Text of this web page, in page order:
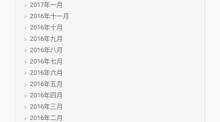
2017年一月
2016年十一月
2016年十月
2016年九月
2016年八月
2016年七月
2016年六月
2016年五月
2016年四月
2016年三月
2016年二月